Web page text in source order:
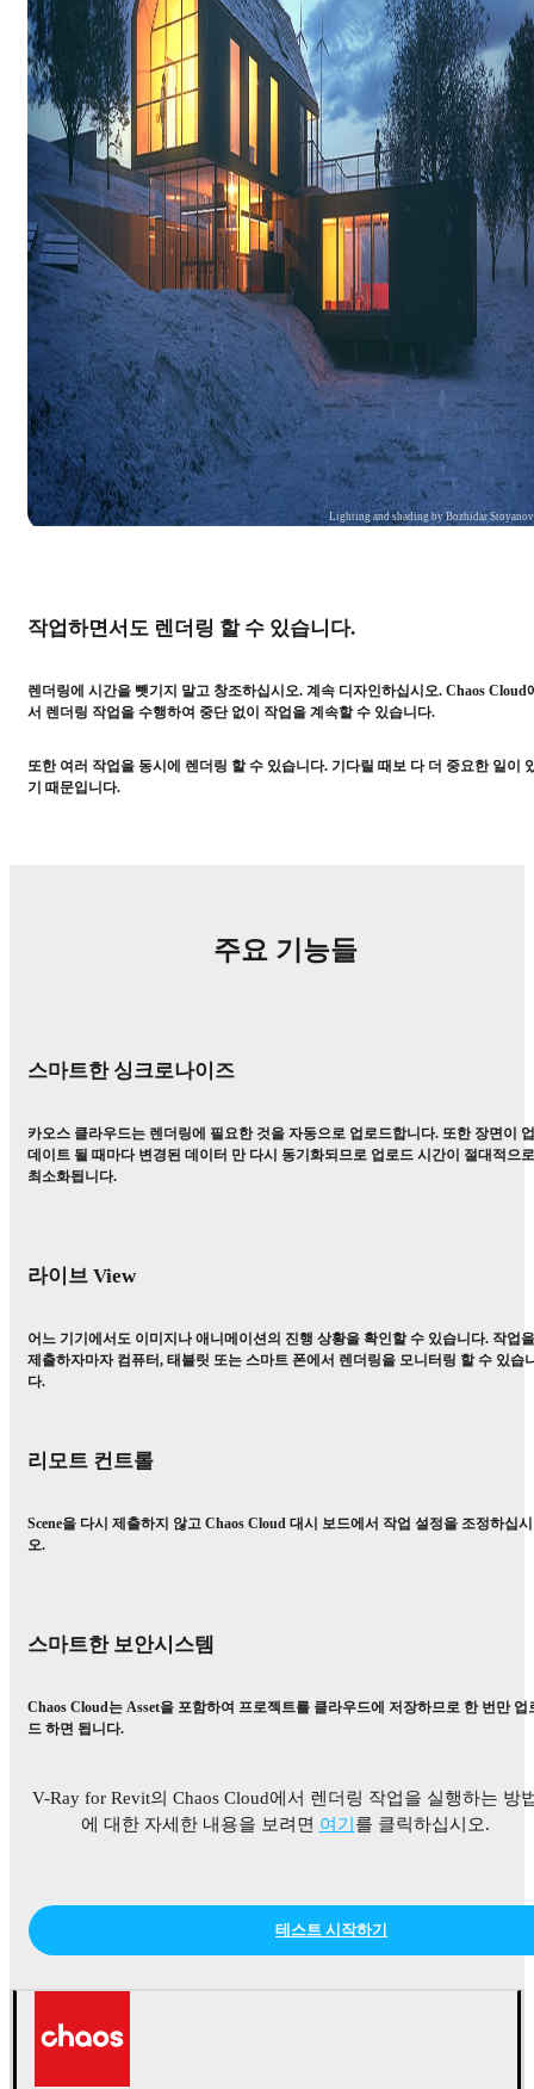
Lighting and shading by Bozhidar Stoyanov
작업하면서도 렌더링 할 수 있습니다.
렌더링에 시간을 뺏기지 말고 창조하십시오. 계속 디자인하십시오. Chaos Cloud
서 렌더링 작업을 수행하여 중단 없이 작업을 계속할 수 있습니다.
또한 여러 작업을 동시에 렌더링 할 수 있습니다. 기다릴 때보 다 더 중요한 일이
기 때문입니다.
주요 기능들
스마트한 싱크로나이즈
카오스 클라우드는 렌더링에 필요한 것을 자동으로 업로드합니다. 또한 장면이 업
데이트 될 때마다 변경된 데이터 만 다시 동기화되므로 업로드 시간이 절대적으로
최소화됩니다.
라이브 View
어느 기기에서도 이미지나 애니메이션의 진행 상황을 확인할 수 있습니다. 작업을
제출하자마자 컴퓨터, 태블릿 또는 스마트 폰에서 렌더링을 모니터링 할 수 있습
다.
리모트 컨트롤
Scene을 다시 제출하지 않고 Chaos Cloud 대시 보드에서 작업 설정을 조정하십시
오.
스마트한 보안시스템
Chaos Cloud는 Asset을 포함하여 프로젝트를 클라우드에 저장하므로 한 번만 업
드 하면 됩니다.
V-Ray for Revit의 Chaos Cloud에서 렌더링 작업을 실행하는 방
에 대한 자세한 내용을 보려면 여기 를 클릭하십시오.
테스트 시작하기